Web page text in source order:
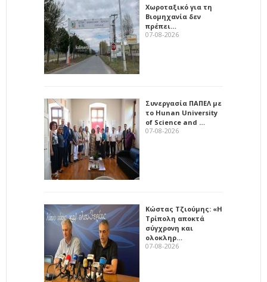
Χωροταξικό για τη
Βιομηχανία δεν
πρέπει…
07-08-2026
Συνεργασία ΠΑΠΕΛ με
το Hunan University
of Science and …
07-08-2026
Κώστας Τζιούμης: «Η
Τρίπολη αποκτά
σύγχρονη και
ολοκληρ…
07-08-2026